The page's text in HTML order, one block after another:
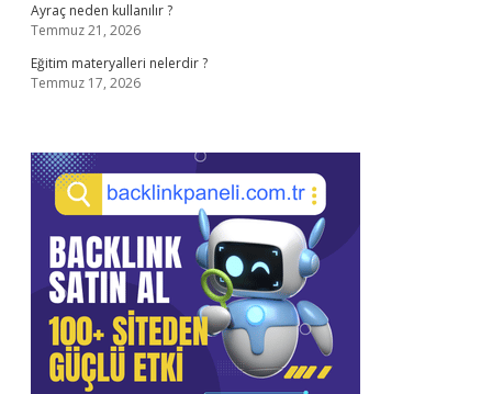
Ayraç neden kullanılır ?
Temmuz 21, 2026
Eğitim materyalleri nelerdir ?
Temmuz 17, 2026